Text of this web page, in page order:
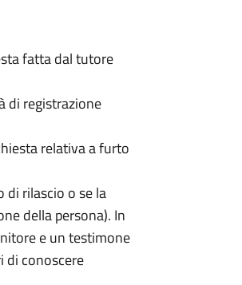
fatta dal tutore
di registrazione
relativa a furto
rilascio o se la
della persona). In
e un testimone
di conoscere